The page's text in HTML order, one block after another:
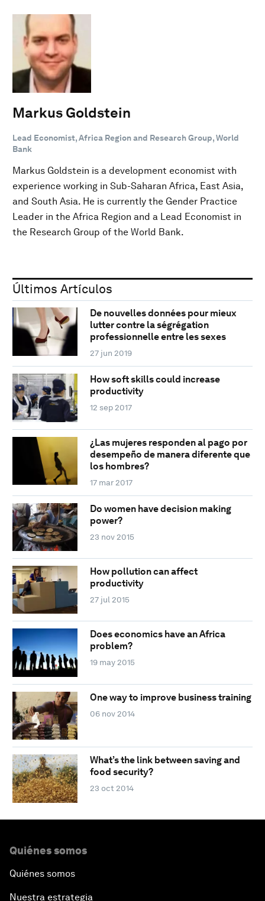
Markus Goldstein
Lead Economist, Africa Region and Research Group, World
Bank
Markus Goldstein is a development economist with
experience working in Sub-Saharan Africa, East Asia,
and South Asia. He is currently the Gender Practice
Leader in the Africa Region and a Lead Economist in
the Research Group of the World Bank.
Últimos Artículos
De nouvelles données pour mieux
lutter contre la ségrégation
professionnelle entre les sexes
27 jun 2019
How soft skills could increase
productivity
12 sep 2017
¿Las mujeres responden al pago por
desempeño de manera diferente que
los hombres?
17 mar 2017
Do women have decision making
power?
23 nov 2015
How pollution can affect
productivity
27 jul 2015
Does economics have an Africa
problem?
19 may 2015
One way to improve business training
06 nov 2014
What’s the link between saving and
food security?
23 oct 2014
Quiénes somos
Quiénes somos
Nuestra estrategia